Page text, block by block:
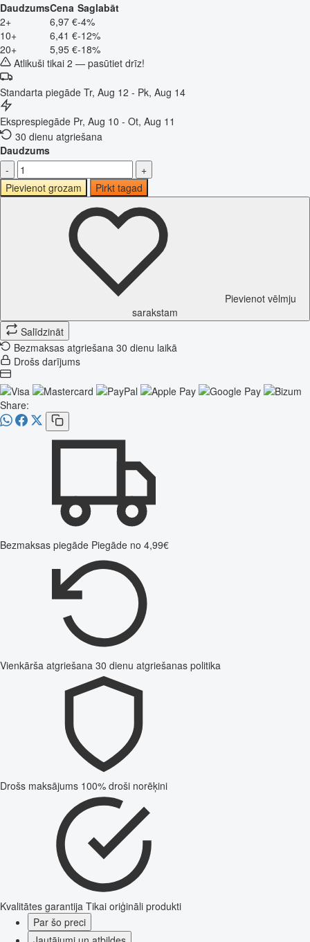
DaudzumsCena Saglabāt
2+
6,97 €-4%
10+
6,41 €-12%
20+
5,95 €-18%
Atlikuši tikai 2 — pasūtiet drīz!
Standarta piegāde Tr, Aug 12 - Pk, Aug 14
Eksprespiegāde Pr, Aug 10 - Ot, Aug 11
30 dienu atgriešana
Daudzums
-
+
Pievienot grozam
Pirkt tagad
Pievienot vēlmju
sarakstam
Salīdzināt
Bezmaksas atgriešana 30 dienu laikā
Drošs darījums
Share:
Bezmaksas piegāde Piegāde no 4,99€
Vienkārša atgriešana 30 dienu atgriešanas politika
Drošs maksājums 100% droši norēķini
Kvalitātes garantija Tikai oriģināli produkti
Par šo preci